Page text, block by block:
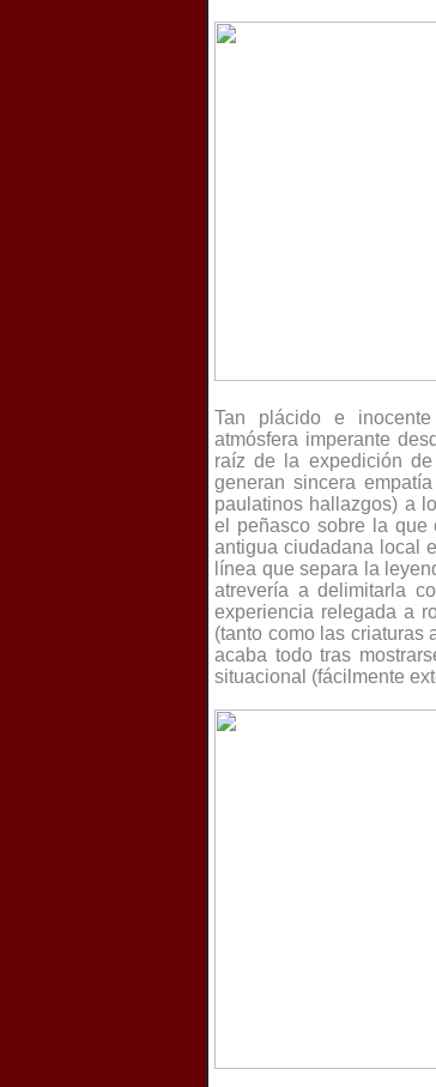
Tan plácido e
atmósfera imperante
raíz de la expedición
generan sincera
paulatinos hallazgos) a
el peñasco sobre la que
antigua ciudadana local
línea que separa la
atrevería a delimitarla
experiencia relegada a
(tanto como las criaturas
acaba todo tras
situacional (fácilmente